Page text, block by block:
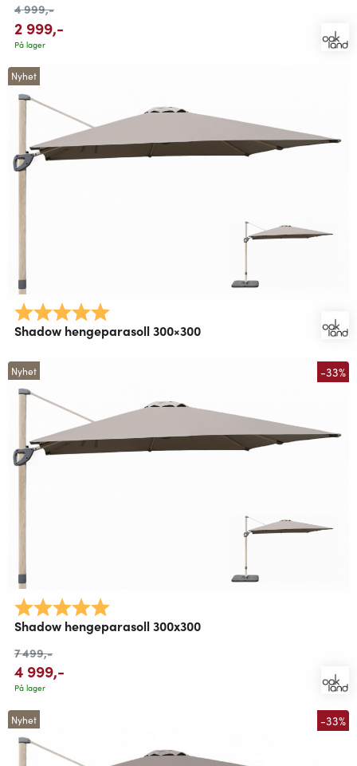
4 999,-
2 999,-
På lager
Nyhet
Karakter:
Shadow hengeparasoll 300×300
Nyhet -33%
Karakter:
Shadow hengeparasoll 300x300
7 499,-
4 999,-
På lager
Nyhet -33%